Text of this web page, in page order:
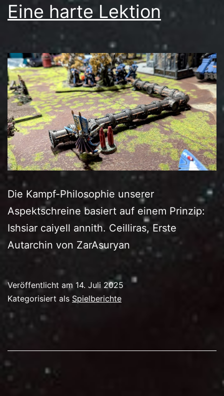
Eine harte Lektion
Die Kampf-Philosophie unserer
Aspektschreine basiert auf einem Prinzip:
Ishsiar caiyell annith. Ceilliras, Erste
Autarchin von ZarAsuryan
Veröffentlicht am 14. Juli 2025
Kategorisiert als Spielberichte